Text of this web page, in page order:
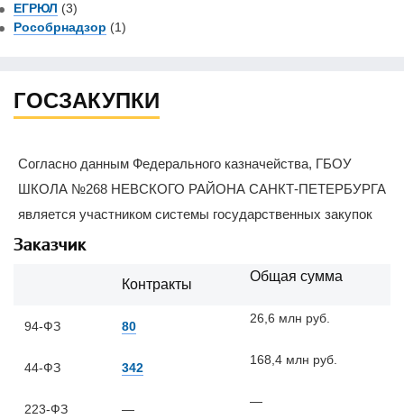
ЕГРЮЛ (3)
Рособрнадзор (1)
ГОСЗАКУПКИ
Согласно данным Федерального казначейства, ГБОУ
ШКОЛА №268 НЕВСКОГО РАЙОНА САНКТ-ПЕТЕРБУРГА
является участником системы государственных закупок
Заказчик
Контракты
Общая сумма
94-ФЗ 80
26,6 млн руб.
44-ФЗ 342
168,4 млн руб.
223-ФЗ —
—